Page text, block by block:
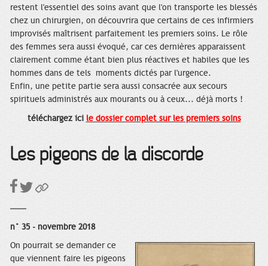
restent l'essentiel des soins avant que l'on transporte les blessés
chez un chirurgien, on découvrira que certains de ces infirmiers
improvisés maîtrisent parfaitement les premiers soins. Le rôle
des femmes sera aussi évoqué, car ces dernières apparaissent
clairement comme étant bien plus réactives et habiles que les
hommes dans de tels moments dictés par l'urgence.
Enfin, une petite partie sera aussi consacrée aux secours
spirituels administrés aux mourants ou à ceux... déjà morts !
téléchargez ici le dossier complet sur les premiers soins
Les pigeons de la discorde
n° 35 - novembre 2018
On pourrait se demander ce
que viennent faire les pigeons